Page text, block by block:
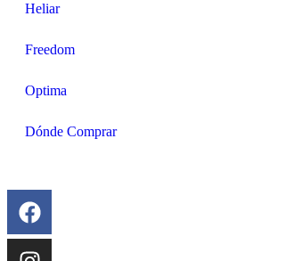
Heliar
Freedom
Optima
Dónde Comprar